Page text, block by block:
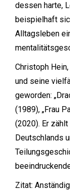
dessen harte,
beispielhaft
Alltagsleben
Christoph
und seine
geworden:
(1989), „Frau
(2020). Er
Deutschlands
Zitat: